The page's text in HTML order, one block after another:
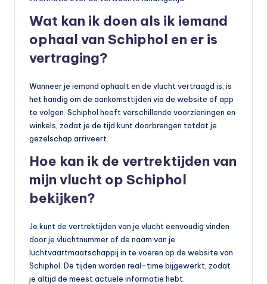
Wat kan ik doen als ik iemand
ophaal van Schiphol en er is
vertraging?
Wanneer je iemand ophaalt en de vlucht vertraagd is, is
het handig om de aankomsttijden via de website of app
te volgen. Schiphol heeft verschillende voorzieningen en
winkels, zodat je de tijd kunt doorbrengen totdat je
gezelschap arriveert.
Hoe kan ik de vertrektijden van
mijn vlucht op Schiphol
bekijken?
Je kunt de vertrektijden van je vlucht eenvoudig vinden
door je vluchtnummer of de naam van je
luchtvaartmaatschappij in te voeren op de website van
Schiphol. De tijden worden real-time bijgewerkt, zodat
je altijd de meest actuele informatie hebt.